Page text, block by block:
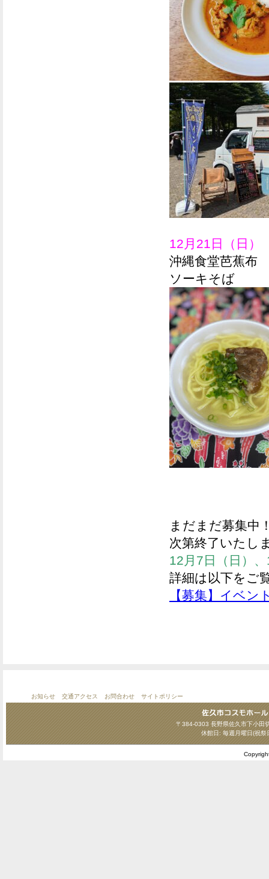
12月21日（日）
沖縄食堂芭蕉布
ソーキそば
まだまだ募集中
次第終了いたし
12月7日（日）
詳細は以下をご
【募集】イベ
お知らせ 交通アクセス お問合わせ サイトポリシー
〒384-0303 長野県佐久市下小
休館日: 毎週月曜日(祝